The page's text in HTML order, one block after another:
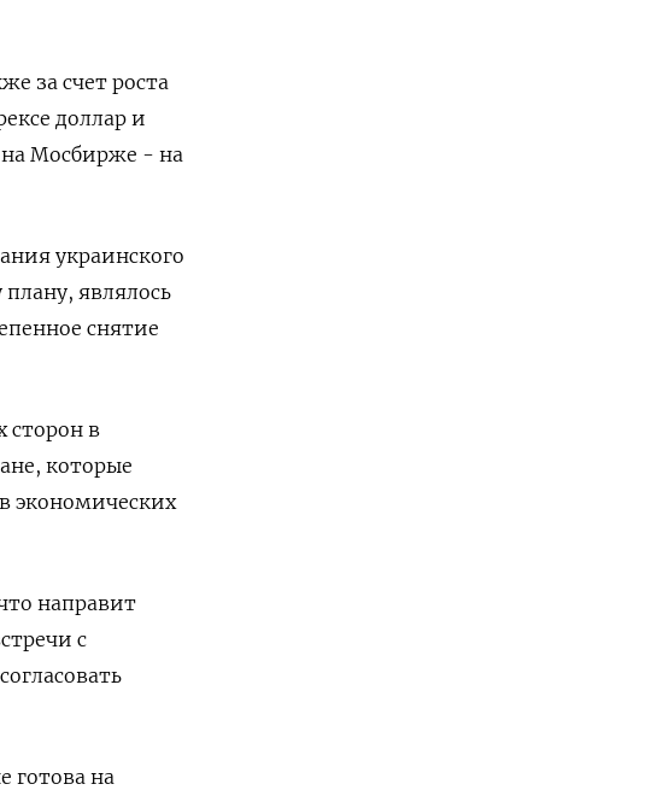
за счет роста
доллар и
на Мосбирже - на
украинского
являлось
снятие
сторон в
которые
экономических
направит
с
готова на